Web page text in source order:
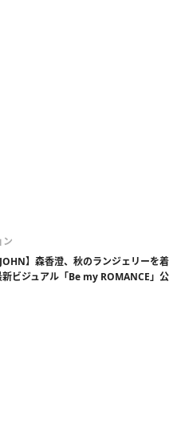
ン
JOHN】森香澄、秋のランジェリーを着
新ビジュアル「Be my ROMANCE」公